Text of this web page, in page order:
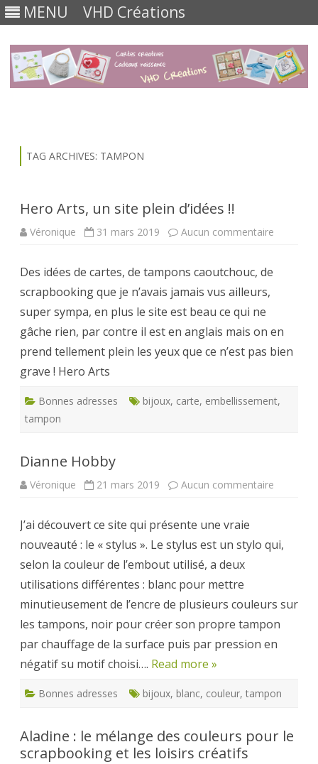
MENU VHD Créations
TAG ARCHIVES: TAMPON
Hero Arts, un site plein d’idées !!
Véronique 31 mars 2019 Aucun commentaire
Des idées de cartes, de tampons caoutchouc, de
scrapbooking que je n’avais jamais vus ailleurs,
super sympa, en plus le site est beau ce qui ne
gâche rien, par contre il est en anglais mais on en
prend tellement plein les yeux que ce n’est pas bien
grave ! Hero Arts
Bonnes adresses bijoux, carte, embellissement,
tampon
Dianne Hobby
Véronique 21 mars 2019 Aucun commentaire
J’ai découvert ce site qui présente une vraie
nouveauté : le « stylus ». Le stylus est un stylo qui,
selon la couleur de l’embout utilisé, a deux
utilisations différentes : blanc pour mettre
minutieusement de l’encre de plusieurs couleurs sur
les tampons, noir pour créer son propre tampon
par chauffage de la surface puis par pression en
négatif su motif choisi…. Read more »
Bonnes adresses bijoux, blanc, couleur, tampon
Aladine : le mélange des couleurs pour le
scrapbooking et les loisirs créatifs